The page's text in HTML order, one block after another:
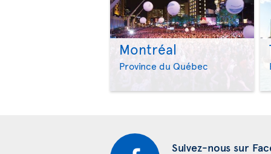
Montréal
Province du Québec
Suivez-nous sur